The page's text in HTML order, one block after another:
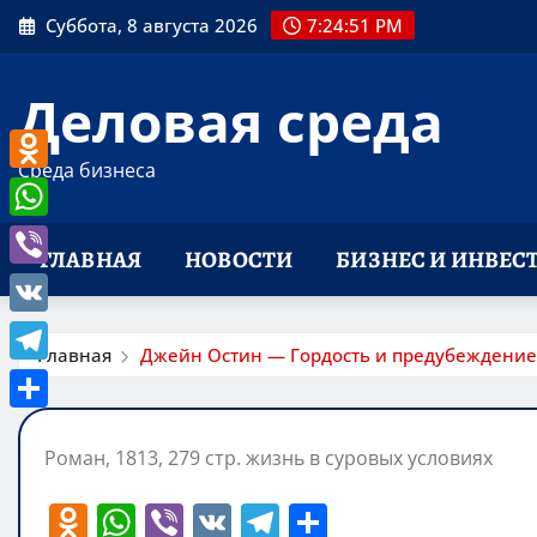
Перейти
к
Суббота, 8 августа 2026 7:24:52 PM
Деловая среда
Среда бизнеса
ГЛАВНАЯ НОВОСТИ БИЗНЕС И
Главная Джейн Остин — Гордость и предубеждение
Роман, 1813, 279 стр. жизнь в суровых условиях
O W Vi V T
Odnoklassniki
WhatsApp
Viber
VK
Telegram
Отправить